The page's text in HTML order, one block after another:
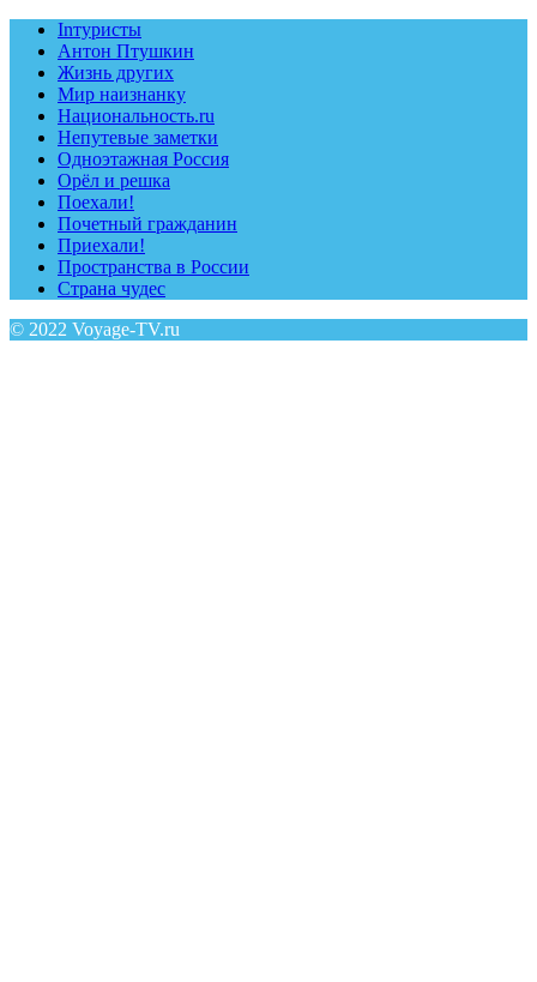
Inтуристы
Антон Птушкин
Жизнь других
Мир наизнанку
Национальность.ru
Непутевые заметки
Одноэтажная Россия
Орёл и решка
Поехали!
Почетный гражданин
Приехали!
Пространства в России
Страна чудес
© 2022 Voyage-TV.ru